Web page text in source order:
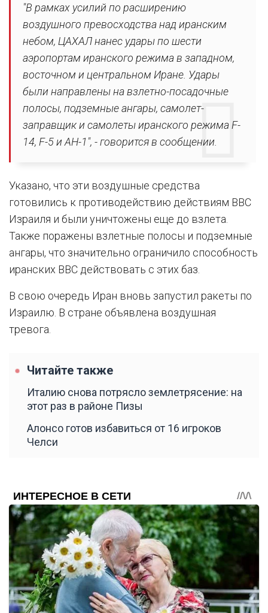
"В рамках усилий по расширению
воздушного превосходства над иранским
небом, ЦАХАЛ нанес удары по шести
аэропортам иранского режима в западном,
восточном и центральном Иране. Удары
были направлены на взлетно-посадочные
полосы, подземные ангары, самолет-
заправщик и самолеты иранского режима F-
14, F-5 и AH-1", - говорится в сообщении.
Указано, что эти воздушные средства
готовились к противодействию действиям ВВС
Израиля и были уничтожены еще до взлета.
Также поражены взлетные полосы и подземные
ангары, что значительно ограничило способность
иранских ВВС действовать с этих баз.
В свою очередь Иран вновь запустил ракеты по
Израилю. В стране объявлена воздушная
тревога.
Читайте также
Италию снова потрясло землетрясение: на
этот раз в районе Пизы
Алонсо готов избавиться от 16 игроков
Челси